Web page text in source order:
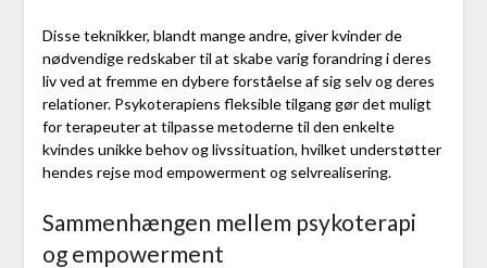
Disse teknikker, blandt mange andre, giver kvinder de
nødvendige redskaber til at skabe varig forandring i deres
liv ved at fremme en dybere forståelse af sig selv og deres
relationer. Psykoterapiens fleksible tilgang gør det muligt
for terapeuter at tilpasse metoderne til den enkelte
kvindes unikke behov og livssituation, hvilket understøtter
hendes rejse mod empowerment og selvrealisering.
Sammenhængen mellem psykoterapi
og empowerment